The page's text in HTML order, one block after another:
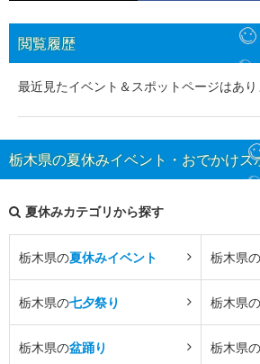
閲覧履歴
最近見たイベント＆スポットページはあり
栃木県の夏休みイベント・おでかけス
夏休みカテゴリから探す
栃木県の夏休みイベント 栃木県の
栃木県の七夕祭り 栃木県の
栃木県の盆踊り 栃木県の